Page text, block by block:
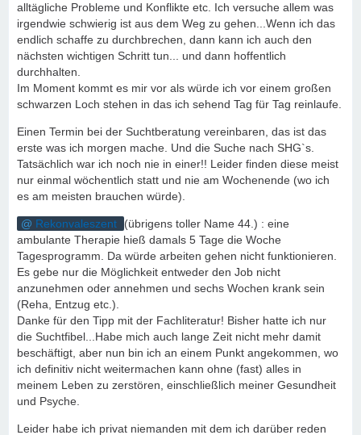
alltägliche Probleme und Konflikte etc. Ich versuche allem was
irgendwie schwierig ist aus dem Weg zu gehen...Wenn ich das
endlich schaffe zu durchbrechen, dann kann ich auch den
nächsten wichtigen Schritt tun... und dann hoffentlich
durchhalten.
Im Moment kommt es mir vor als würde ich vor einem großen
schwarzen Loch stehen in das ich sehend Tag für Tag reinlaufe.
Einen Termin bei der Suchtberatung vereinbaren, das ist das
erste was ich morgen mache. Und die Suche nach SHG`s.
Tatsächlich war ich noch nie in einer!! Leider finden diese meist
nur einmal wöchentlich statt und nie am Wochenende (wo ich
es am meisten brauchen würde).
Rekonvaleszent
(übrigens toller Name 44.) : eine
ambulante Therapie hieß damals 5 Tage die Woche
Tagesprogramm. Da würde arbeiten gehen nicht funktionieren.
Es gebe nur die Möglichkeit entweder den Job nicht
anzunehmen oder annehmen und sechs Wochen krank sein
(Reha, Entzug etc.).
Danke für den Tipp mit der Fachliteratur! Bisher hatte ich nur
die Suchtfibel...Habe mich auch lange Zeit nicht mehr damit
beschäftigt, aber nun bin ich an einem Punkt angekommen, wo
ich definitiv nicht weitermachen kann ohne (fast) alles in
meinem Leben zu zerstören, einschließlich meiner Gesundheit
und Psyche.
Leider habe ich privat niemanden mit dem ich darüber reden